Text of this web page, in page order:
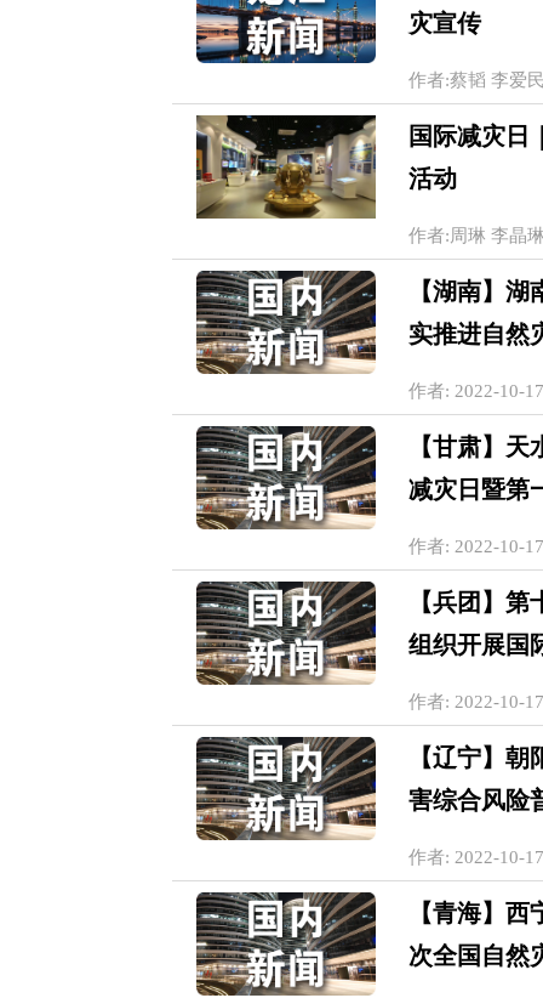
灾宣传
作者:蔡韬 李爱
国际减灾日
活动
作者:周琳 李晶
【湖南】
实推进自然
作者: 2022-10-
【甘肃】
减灾日暨第
作者: 2022-10-
【兵团】
组织开展国
作者: 2022-10-
【辽宁】
害综合风险
作者: 2022-10-
【青海】
次全国自然